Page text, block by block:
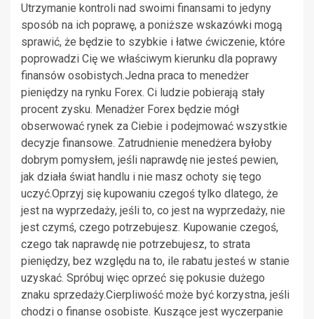
Utrzymanie kontroli nad swoimi finansami to jedyny
sposób na ich poprawę, a poniższe wskazówki mogą
sprawić, że będzie to szybkie i łatwe ćwiczenie, które
poprowadzi Cię we właściwym kierunku dla poprawy
finansów osobistych.Jedna praca to menedżer
pieniędzy na rynku Forex. Ci ludzie pobierają stały
procent zysku. Menadżer Forex będzie mógł
obserwować rynek za Ciebie i podejmować wszystkie
decyzje finansowe. Zatrudnienie menedżera byłoby
dobrym pomysłem, jeśli naprawdę nie jesteś pewien,
jak działa świat handlu i nie masz ochoty się tego
uczyć.Oprzyj się kupowaniu czegoś tylko dlatego, że
jest na wyprzedaży, jeśli to, co jest na wyprzedaży, nie
jest czymś, czego potrzebujesz. Kupowanie czegoś,
czego tak naprawdę nie potrzebujesz, to strata
pieniędzy, bez względu na to, ile rabatu jesteś w stanie
uzyskać. Spróbuj więc oprzeć się pokusie dużego
znaku sprzedaży.Cierpliwość może być korzystna, jeśli
chodzi o finanse osobiste. Kuszące jest wyczerpanie